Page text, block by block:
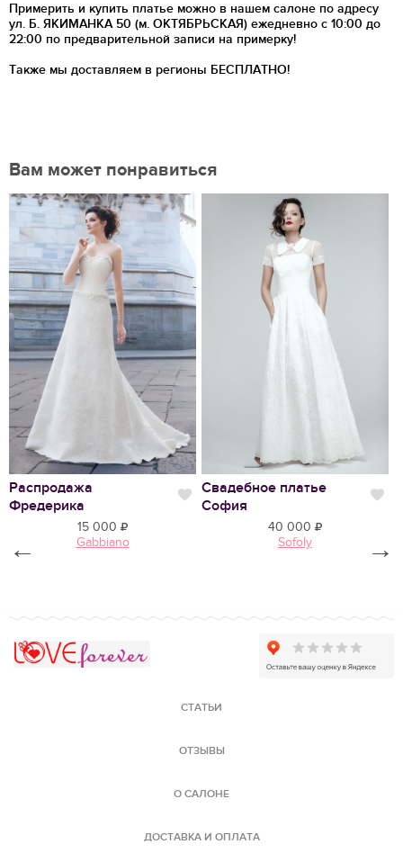
Примерить и купить платье можно в нашем салоне по адресу
ул. Б. ЯКИМАНКА 50 (м. ОКТЯБРЬСКАЯ) ежедневно с 10:00 до
22:00 по предварительной записи на примерку!
Также мы доставляем в регионы БЕСПЛАТНО!
Вам может понравиться
Нравится
Распродажа
Фредерика
Нравится
15 000
Gabbiano
Свадебное платье
София
40 000
Sofoly
← →
СТАТЬИ
ОТЗЫВЫ
О САЛОНЕ
ДОСТАВКА И ОПЛАТА